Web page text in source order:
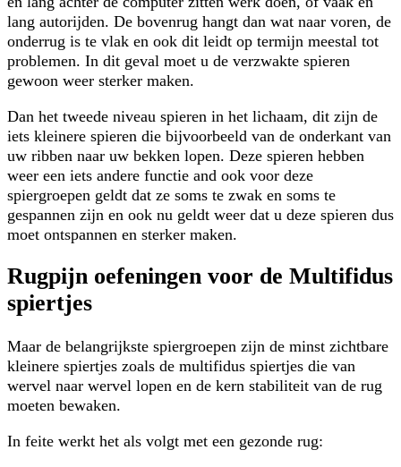
lang autorijden. De bovenrug hangt dan wat naar voren, de
onderrug is te vlak en ook dit leidt op termijn meestal tot
problemen. In dit geval moet u de verzwakte spieren
gewoon weer sterker maken.
Dan het tweede niveau spieren in het lichaam, dit zijn de
iets kleinere spieren die bijvoorbeeld van de onderkant van
uw ribben naar uw bekken lopen. Deze spieren hebben
weer een iets andere functie and ook voor deze
spiergroepen geldt dat ze soms te zwak en soms te
gespannen zijn en ook nu geldt weer dat u deze spieren dus
moet ontspannen en sterker maken.
Rugpijn oefeningen voor de Multifidus
spiertjes
Maar de belangrijkste spiergroepen zijn de minst zichtbare
kleinere spiertjes zoals de multifidus spiertjes die van
wervel naar wervel lopen en de kern stabiliteit van de rug
moeten bewaken.
In feite werkt het als volgt met een gezonde rug: